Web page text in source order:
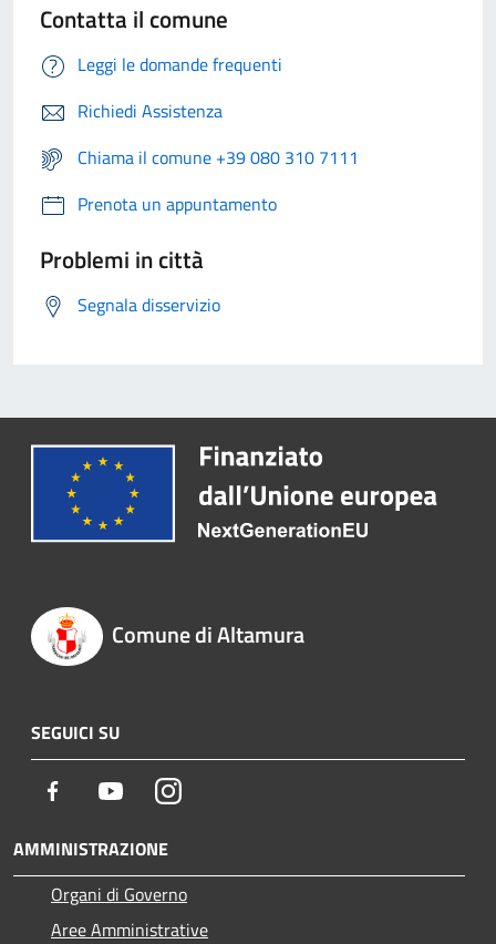
Contatta il comune
Leggi le domande frequenti
Richiedi Assistenza
Chiama il comune +39 080 310 7111
Prenota un appuntamento
Problemi in città
Segnala disservizio
Comune di Altamura
SEGUICI SU
Facebook YoutubeInstagram
AMMINISTRAZIONE
Organi di Governo
Aree Amministrative